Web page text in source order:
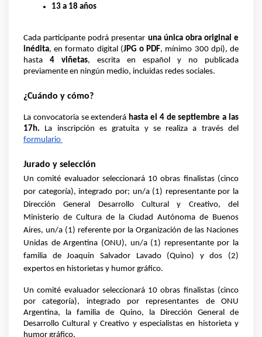
13 a 18 años
Cada participante podrá presentar una única obra original e
inédita, en formato digital (JPG o PDF, mínimo 300 dpi), de
hasta 4 viñetas, escrita en español y no publicada
previamente en ningún medio, incluidas redes sociales.
¿Cuándo y cómo?
La convocatoria se extenderá hasta el 4 de septiembre a las
17h.
formulario
Jurado y selección
Un comité evaluador seleccionará 10 obras finalistas (cinco
por categoría), integrado por; un/a (1) representante por la
Dirección General Desarrollo Cultural y Creativo, del
Ministerio de Cultura de la Ciudad Autónoma de Buenos
Aires, un/a (1) referente por la Organización de las Naciones
Unidas de Argentina (ONU), un/a (1) representante por la
familia de Joaquin Salvador Lavado (Quino) y dos (2)
expertos en historietas y humor gráfico.
Un comité evaluador seleccionará 10 obras finalistas (cinco
por categoría), integrado por representantes de ONU
Argentina, la familia de Quino, la Dirección General de
Desarrollo Cultural y Creativo y especialistas en historieta y
humor gráfico.